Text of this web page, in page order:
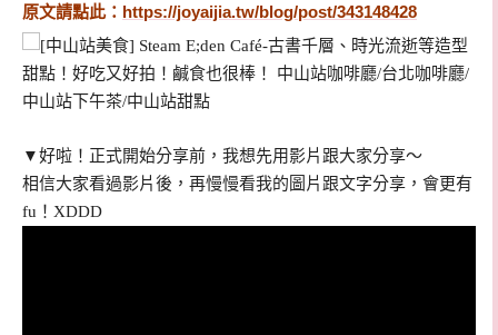
原文請點此： https://joyaijia.tw/blog/post/343148428
▼好啦！正式開始分享前，我想先用影片跟大家分享～
相信大家看過影片後，再慢慢看我的圖片跟文字分享，會更有
fu！XDDD